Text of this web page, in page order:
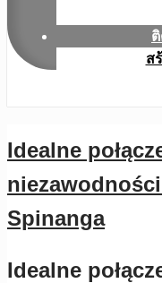
ส
Idealne
Spinanga
Idealne